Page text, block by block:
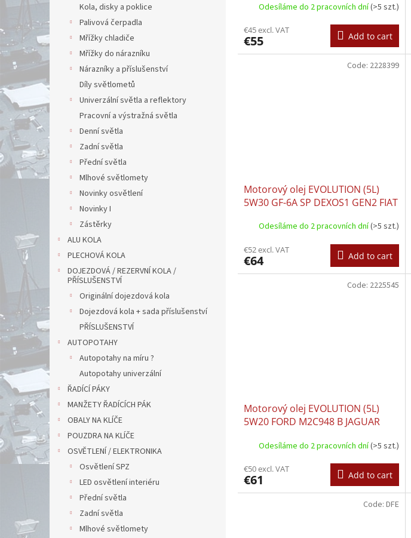
Kola, disky a poklice
Palivová čerpadla
Mřížky chladiče
Mřížky do nárazníku
Nárazníky a příslušenství
Díly světlometů
Univerzální světla a reflektory
Pracovní a výstražná světla
Denní světla
Zadní světla
Přední světla
Mlhové světlomety
Novinky osvětlení
Novinky I
Zástěrky
ALU KOLA
PLECHOVÁ KOLA
DOJEZDOVÁ / REZERVNÍ KOLA /
PŘÍSLUŠENSTVÍ
Originální dojezdová kola
Dojezdová kola + sada příslušenství
PŘÍSLUŠENSTVÍ
AUTOPOTAHY
Autopotahy na míru ?
Autopotahy univerzální
ŘADÍCÍ PÁKY
MANŽETY ŘADÍCÍCH PÁK
OBALY NA KLÍČE
POUZDRA NA KLÍČE
OSVĚTLENÍ / ELEKTRONIKA
Osvětlení SPZ
LED osvětlení interiéru
Přední světla
Zadní světla
Mlhové světlomety
229.5 PORSCHE A40 PSA B71 2296
RENAULT RN 0700 RENAULT RN
0710 VW 502.00 VW 505
Odesíláme do 2 pracovních dní(>5 szt.)
€45 excl. VAT
€55 Add to cart
Motorový olej EVOLUTION (5L)
5W30 GF-6A SP DEXOS1 GEN2 FIAT
OPEL OV0401547-G30
Odesíláme do 2 pracovních dní(>5 szt.)
€52 excl. VAT
€64 Add to cart
Code: 2228399
Motorový olej EVOLUTION (5L)
5W20 FORD M2C948 B JAGUAR
Odesíláme do 2 pracovních dní(>5 szt.)
€50 excl. VAT
€61 Add to cart
Code: 2225545
Code: DFE